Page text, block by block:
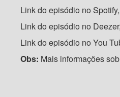
Link do episódio no
Link do episódio no
Link do episódio no You
Obs: Mais informações